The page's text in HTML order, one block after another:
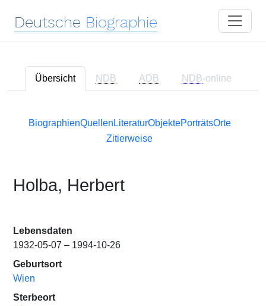
Deutsche Biographie
Übersicht NDB ADB NDB-online
BiographienQuellen LiteraturObjektePorträtsOrte
Zitierweise
Holba, Herbert
Lebensdaten
1932-05-07 – 1994-10-26
Geburtsort
Wien
Sterbeort